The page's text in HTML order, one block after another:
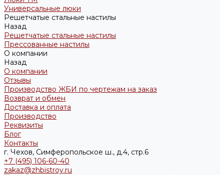
Универсальные люки
Решетчатые стальные настилы
Назад
Решетчатые стальные настилы
Прессованные настилы
О компании
Назад
О компании
Отзывы
Производство ЖБИ по чертежам на заказ
Возврат и обмен
Доставка и оплата
Производство
Реквизиты
Блог
Контакты
г. Чехов, Симферопольское ш., д.4, стр.6
+7 (495) 106-60-40
zakaz@zhbistroy.ru